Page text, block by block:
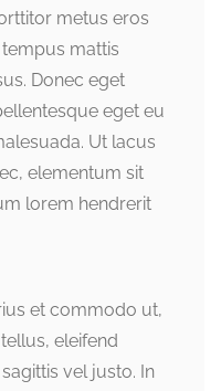
metus eros
mattis
Donec eget
eget eu
Ut lacus
elementum sit
lorem hendrerit
et commodo ut,
eleifend
vel justo. In